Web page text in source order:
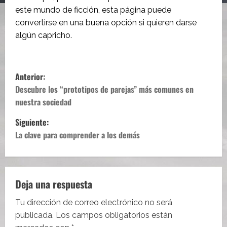
este mundo de ficción, esta página puede
convertirse en una buena opción si quieren darse
algún capricho.
N
a
v
e
g
a
c
i
Anterior:
Descubre los “prototipos de parejas” más comunes en
nuestra sociedad
Siguiente:
La clave para comprender a los demás
Deja una respuesta
Tu dirección de correo electrónico no será
publicada. Los campos obligatorios están